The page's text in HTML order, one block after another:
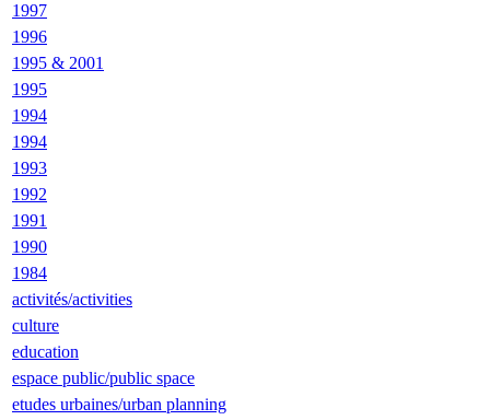
1997
1996
1995 & 2001
1995
1994
1994
1993
1992
1991
1990
1984
activités/activities
culture
education
espace public/public space
etudes urbaines/urban planning